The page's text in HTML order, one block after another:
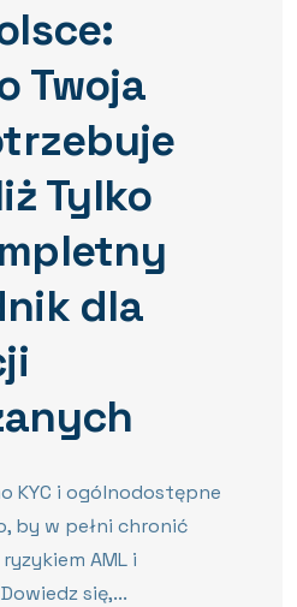
Twoja
Tylko
dla
KYC i ogólnodostępne
by w pełni chronić
AML i
się,...